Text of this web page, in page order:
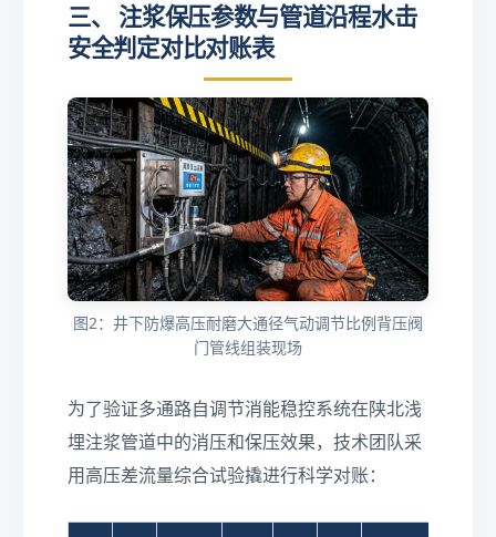
m
P
a
三、 注浆保压参数与管道沿程水击
安全判定对比对账表
图2：井下防爆高压耐磨大通径气动调节比例背压阀
门管线组装现场
为了验证多通路自调节消能稳控系统在陕北浅
埋注浆管道中的消压和保压效果，技术团队采
用高压差流量综合试验撬进行科学对账：